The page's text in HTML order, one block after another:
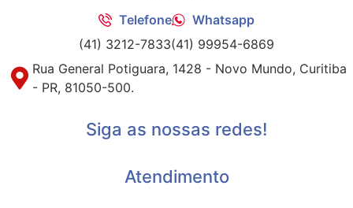
Telefone
Whatsapp
(41) 3212-7833(41) 99954-6869
Rua General Potiguara, 1428 - Novo Mundo, Curitiba
- PR, 81050-500.
Siga as nossas redes!
Atendimento